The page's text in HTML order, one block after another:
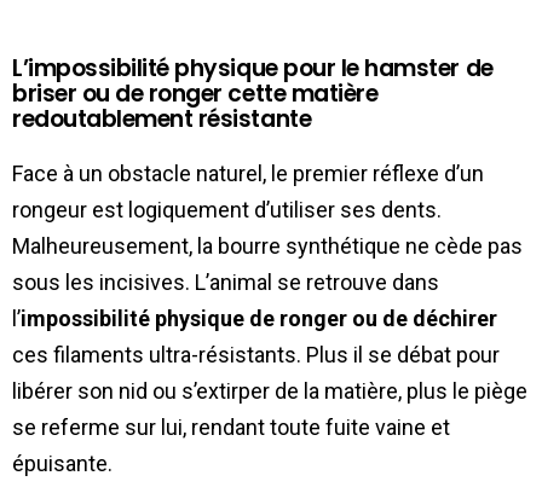
L’impossibilité physique pour le hamster de
briser ou de ronger cette matière
redoutablement résistante
Face à un obstacle naturel, le premier réflexe d’un
rongeur est logiquement d’utiliser ses dents.
Malheureusement, la bourre synthétique ne cède pas
sous les incisives. L’animal se retrouve dans
l’impossibilité physique de ronger ou de déchirer
ces filaments ultra-résistants. Plus il se débat pour
libérer son nid ou s’extirper de la matière, plus le piège
se referme sur lui, rendant toute fuite vaine et
épuisante.